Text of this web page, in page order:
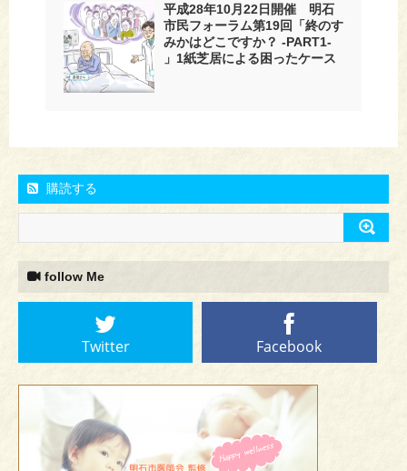
平成28年10月22日開催 明石
市民フォーラム第19回「終のす
みかはどこですか？ -PART1-
」1紙芝居による困ったケース
購読する
follow Me
Twitter Facebook